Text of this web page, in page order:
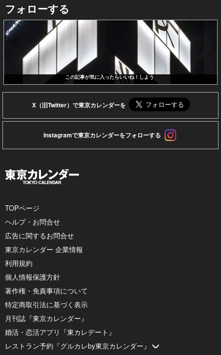
フォローする
この記事が気に入ったらいいね！しよう
X（旧Twitter）で東京カレンダーを
Instagramで東京カレンダーをフォローする
TOPページ
ヘルプ・お問合せ
広告に関するお問合せ
東京カレンダー 企業情報
利用規約
個人情報保護方針
著作権・免責事項について
特定商取引法に基づく表示
月刊誌『東京カレンダー』
婚活・恋活アプリ『東カレデート』
レストラン予約『グルカレby東京カレンダー』